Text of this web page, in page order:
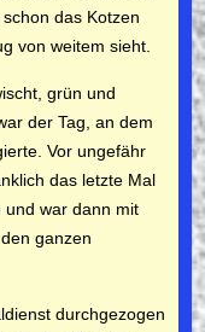
das Kotzen
von weitem sieht.
grün und
der Tag, an dem
Vor ungefähr
das letzte Mal
und war dann mit
ganzen
durchgezogen